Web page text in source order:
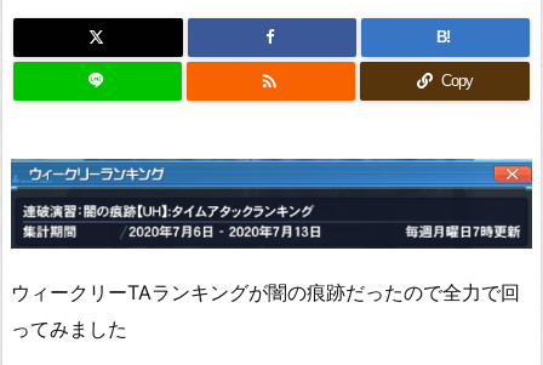
B!
 Copy
ウィークリーTAランキングが闇の痕跡だったので全力で回
ってみました